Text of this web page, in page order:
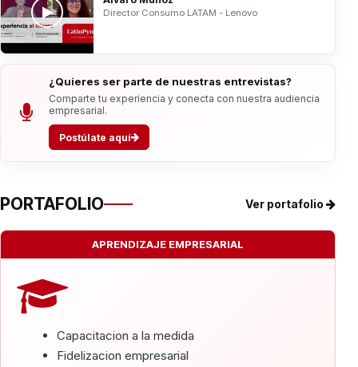
Director Consumo LATAM - Lenovo
¿Quieres ser parte de nuestras entrevistas?
Comparte tu experiencia y conecta con nuestra audiencia
empresarial.
Postúlate aquí
PORTAFOLIO Ver portafolio
APRENDIZAJE EMPRESARIAL
Capacitacion a la medida
Fidelizacion empresarial